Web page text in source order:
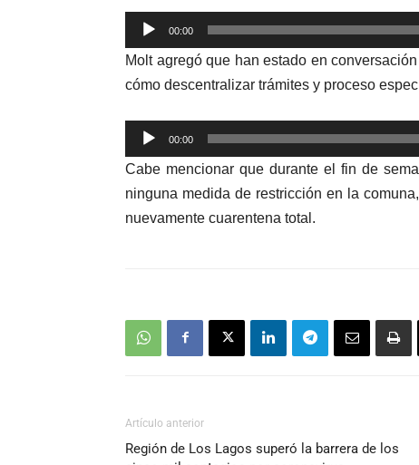
Reproductor
de
audio
00:00
Molt agregó que han estado en
cómo descentralizar trámites y proceso
Reproductor
de
audio
00:00
Cabe mencionar que durante el fin de
ninguna medida de restricción en la
nuevamente cuarentena total.
Artículo anterior
Región de Los Lagos superó la barrera de los